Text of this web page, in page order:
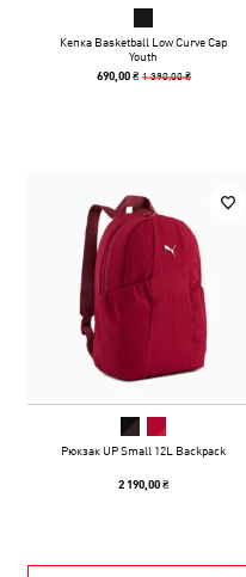
Кепка Basketball Low Curve Cap
Youth
690,00 ₴ 1 390,00 ₴
Рюкзак UP Small 12L Backpack
2 190,00 ₴